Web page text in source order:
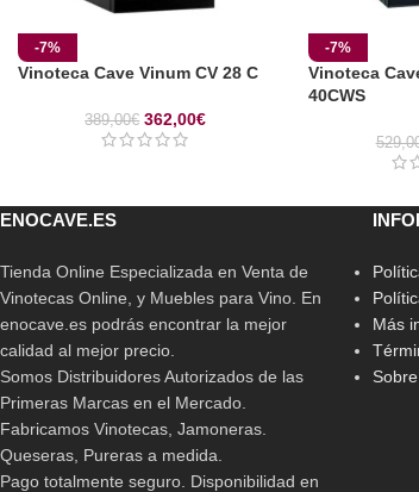
-7%
Vinoteca Cave Vinum CV 28 C
389,00€ 362,00€
-7%
Vinoteca
40CWS
ENOCAVE.ES
Tienda Online Especializada en Venta de
Vinotecas Online, y Muebles para Vino. En
enocave.es podrás encontrar la mejor
calidad al mejor precio.
Somos Distribuidores Autorizados de las
Primeras Marcas en el Mercado.
Fabricamos Vinotecas, Jamoneras.
Queseras, Pureras a medida.
Pago totalmente seguro. Disponibilidad en
Más